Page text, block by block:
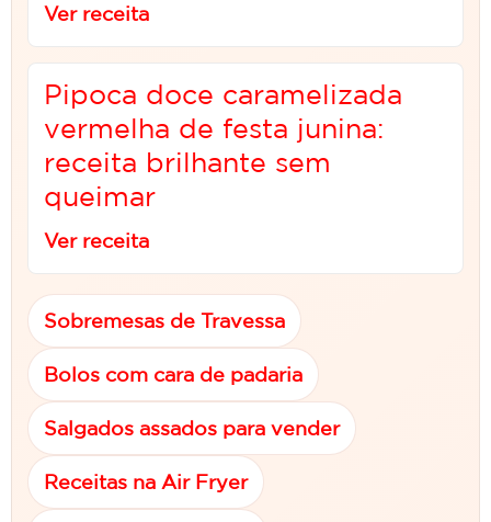
Ver receita
Pipoca doce caramelizada
vermelha de festa junina:
receita brilhante sem
queimar
Ver receita
Sobremesas de Travessa
Bolos com cara de padaria
Salgados assados para vender
Receitas na Air Fryer